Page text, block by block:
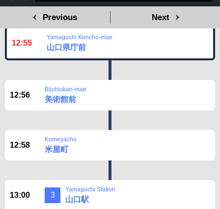
See the map
Previous Next
12:55
Yamaguchi Kencho-mae
山口県庁前
12:56
Bijutsukan-mae
美術館前
12:58
Komeyacho
米屋町
13:00 3
Yamaguchi Station
山口駅